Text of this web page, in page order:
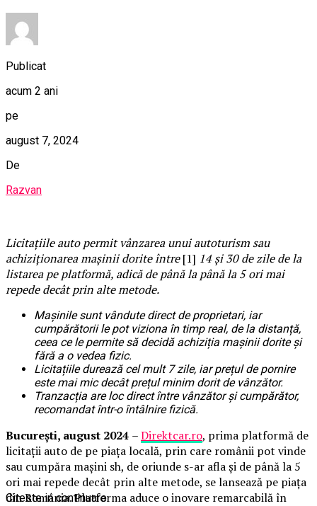
Publicat
acum 2 ani
pe
august 7, 2024
De
Razvan
Licitațiile auto permit vânzarea unui autoturism sau
achiziționarea mașinii dorite între[1] 14 și 30 de zile de la
listarea pe platformă, adică de până la până la 5 ori mai
repede decât prin alte metode.
Mașinile sunt vândute direct de proprietari, iar
cumpărătorii le pot viziona în timp real, de la distanță,
ceea ce le permite să decidă achiziția mașinii dorite și
fără a o vedea fizic.
Licitațiile durează cel mult 7 zile, iar prețul de pornire
este mai mic decât prețul minim dorit de vânzător.
Tranzacția are loc direct între vânzător și cumpărător,
recomandat într-o întâlnire fizică.
București, august 2024 –Direktcar.ro, prima platformă de
licitații auto de pe piața locală, prin care românii pot vinde
sau cumpăra mașini sh, de oriunde s-ar afla și de până la 5
ori mai repede decât prin alte metode, se lansează pe piața
din România. Platforma aduce o inovare remarcabilă în
Citeste in continuare